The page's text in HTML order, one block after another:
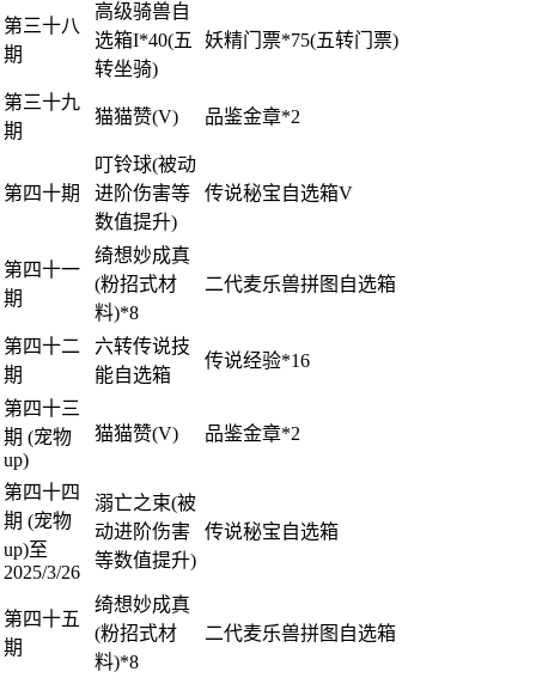
第三十八
期
高级骑兽自
选箱I*40(五
转坐骑)
妖精门票*75(五转门票)
第三十九
期
猫猫赞(V) 品鉴金章*2
第四十期
叮铃球(被动
进阶伤害等
数值提升)
传说秘宝自选箱V
第四十一
期
绮想妙成真
(粉招式材
料)*8
二代麦乐兽拼图自选箱
第四十二
期
六转传说技
能自选箱
传说经验*16
第四十三
期 (宠物
up)
猫猫赞(V) 品鉴金章*2
第四十四
期 (宠物
up)至
2025/3/26
溺亡之束(被
动进阶伤害
等数值提升)
传说秘宝自选箱
第四十五
期
绮想妙成真
(粉招式材
料)*8
二代麦乐兽拼图自选箱